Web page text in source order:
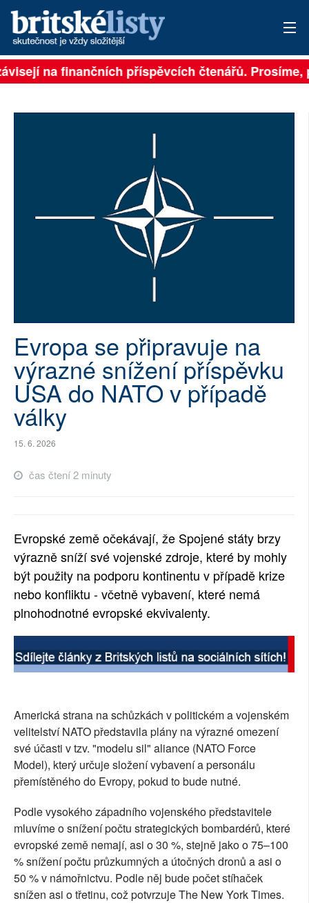
PŘIHLÁSIT
NEJČTENĚJŠÍ ZA 7 DNÍ
SOCIÁLNÍ SÍTĚ
RUBRIKY
PLNÁ VERZE STRÁNEK
na finančních příspěvcích čtenářů. Prosíme,
Evropa se připravuje na
výrazné snížení příspěvku
USA do NATO v případě
války
15. 6. 2026
čas čtení 2 minuty
Evropské země očekávají, že Spojené státy brzy
výrazně sníží své vojenské zdroje, které by mohly
být použity na podporu kontinentu v případě krize
nebo konfliktu - včetně vybavení, které nemá
plnohodnotné evropské ekvivalenty.
Americká strana na schůzkách v politickém a vojenském
velitelství NATO představila plány na výrazné omezení
své účasti v tzv. "modelu sil" aliance (NATO Force
Model), který určuje složení vybavení a personálu
přemístěného do Evropy, pokud to bude nutné.
Podle vysokého západního vojenského představitele
mluvíme o snížení počtu strategických bombardérů, které
evropské země nemají, asi o 30 %, stejně jako o 75–100
% snížení počtu průzkumných a útočných dronů a asi o
50 % v námořnictvu. Podle něj bude počet stíhaček
snížen asi o třetinu, což potvrzuje The New York Times.